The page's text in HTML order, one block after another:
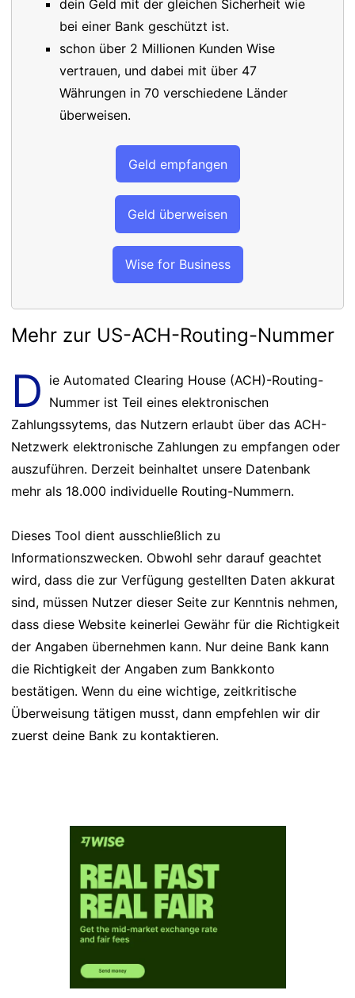
dein Geld mit der gleichen Sicherheit wie
bei einer Bank geschützt ist.
schon über 2 Millionen Kunden Wise
vertrauen, und dabei mit über 47
Währungen in 70 verschiedene Länder
überweisen.
Geld empfangen
Geld überweisen
Wise for Business
Mehr zur US-ACH-Routing-Nummer
D ie Automated Clearing House (ACH)-Routing-
Nummer ist Teil eines elektronischen
Zahlungssytems, das Nutzern erlaubt über das ACH-
Netzwerk elektronische Zahlungen zu empfangen oder
auszuführen. Derzeit beinhaltet unsere Datenbank
mehr als 18.000 individuelle Routing-Nummern.
Dieses Tool dient ausschließlich zu
Informationszwecken. Obwohl sehr darauf geachtet
wird, dass die zur Verfügung gestellten Daten akkurat
sind, müssen Nutzer dieser Seite zur Kenntnis nehmen,
dass diese Website keinerlei Gewähr für die Richtigkeit
der Angaben übernehmen kann. Nur deine Bank kann
die Richtigkeit der Angaben zum Bankkonto
bestätigen. Wenn du eine wichtige, zeitkritische
Überweisung tätigen musst, dann empfehlen wir dir
zuerst deine Bank zu kontaktieren.